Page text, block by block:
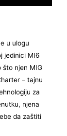
u ulogu
jedinici MI6
što njen MIG
– tajnu
za
njena
da zaštiti